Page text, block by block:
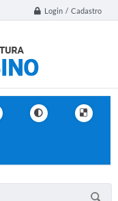
Login / Cadastro